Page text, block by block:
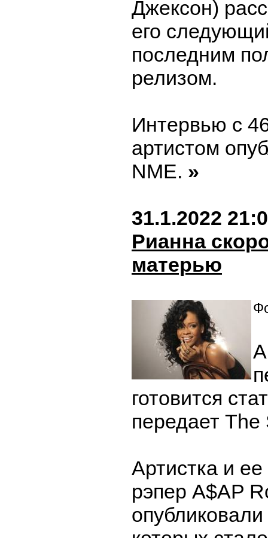
Джексон)
его
последним
релизом.
Интервью с
артистом
NME. »
31.1.2022
Рианна
матерью
готовится
передает The
Артистка и
рэпер A$AP